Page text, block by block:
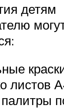
детям
листов